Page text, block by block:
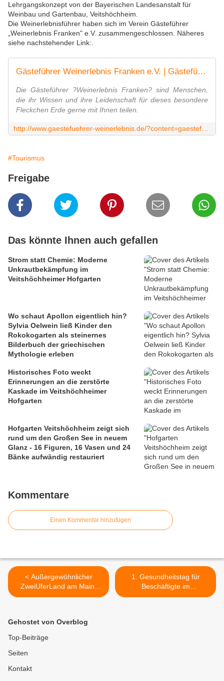
Lehrgangskonzept von der Bayerischen Landesanstalt für
Weinbau und Gartenbau, Veitshöchheim.
Die Weinerlebnisführer haben sich im Verein Gästeführer
„Weinerlebnis Franken" e.V. zusammengeschlossen. Näheres
siehe nachstehender Link:.
Gästeführer Weinerlebnis Franken e.V. | Gästeführungen
Die Gästeführer ?Weinerlebnis Franken? sind Menschen,
die ihr Wissen und ihre Leidenschaft für dieses besondere
Fleckchen Erde gerne mit Ihnen teilen.
http://www.gaestefuehrer-weinerlebnis.de/?content=gaestefuehrungen
#Tourismus
Freigabe
Das könnte Ihnen auch gefallen
Strom statt Chemie: Moderne
Unkrautbekämpfung im
Veitshöchheimer Hofgarten
Wo schaut Apollon eigentlich hin?
Sylvia Oelwein ließ Kinder den
Rokokogarten als steinernes
Bilderbuch der griechischen
Mythologie erleben
Historisches Foto weckt
Erinnerungen an die zerstörte
Kaskade im Veitshöchheimer
Hofgarten
Hofgarten Veitshöchheim zeigt sich
rund um den Großen See in neuem
Glanz - 16 Figuren, 16 Vasen und 24
Bänke aufwändig restauriert
Kommentare
Einen Kommentar hinzufügen
< Außergewöhnlicher
ZweiUferLand am Main-
Auftaktabend begeisterte in
Musik und Visionen
1. Gesundheitstag für
Beschäftigte im
Veitshöchheimer Caritas-
Gehostet von Overblog
Top-Beiträge
Seiten
Kontakt